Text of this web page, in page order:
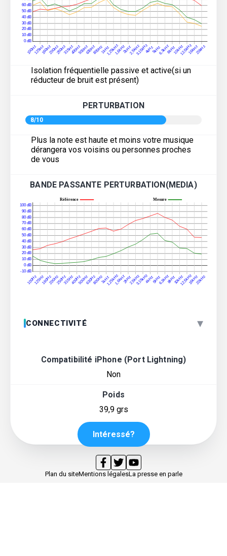
Isolation fréquentielle passive et active(si un
réducteur de bruit est présent)
PERTURBATION
8/10
Plus la note est haute et moins votre musique
dérangera vos voisins ou personnes proches
de vous
BANDE PASSANTE PERTURBATION(MEDIA)
CONNECTIVITÉ ▾
Compatibilité iPhone (Port Lightning)
Non
Poids
39,9 grs
Intéressé?
Plan du siteMentions légalesLa presse en parle